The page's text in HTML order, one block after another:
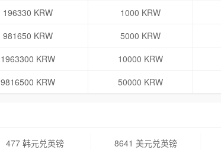
196330 KRW 1000 KRW
981650 KRW 5000 KRW
1963300 KRW 10000 KRW
9816500 KRW 50000 KRW
477 韩元兑英镑 8641 美元兑英镑